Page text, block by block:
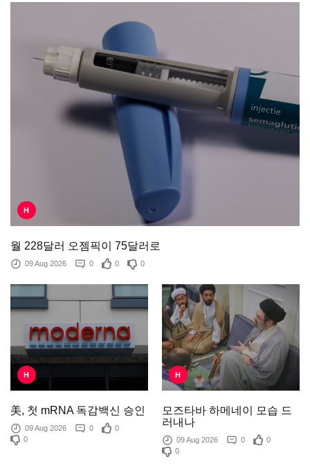
H
월 228달러 오젬픽이 75달러로
09 Aug 2026 0 0 0
H
美, 첫 mRNA 독감백신 승인
09 Aug 2026 0
0
0
H
모즈타바 하메네이 모습 드
러내나
09 Aug 2026 0
0
0